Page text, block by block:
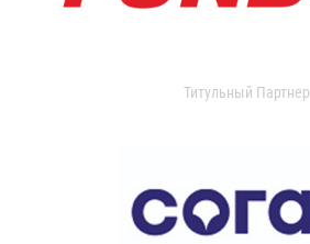
Титульный Партнер